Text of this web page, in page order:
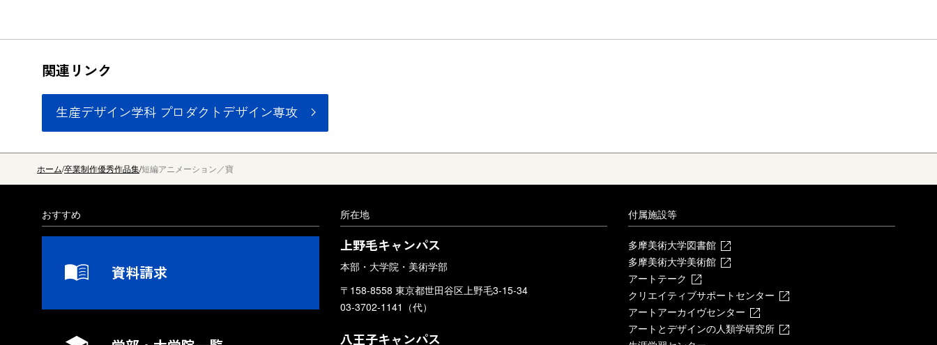
関連リンク
生産デザイン学科 プロダクトデザイン専攻
ホーム 卒業制作優秀作品集短編アニメーション／寶
おすすめ
資料請求
所在地
上野毛キャンパス
本部・大学院・美術学部
〒158-8558 東京都世田谷区上野毛3-15-34
03-3702-1141（代）
八王子キャンパス
付属施設等
多摩美術大学図書館
多摩美術大学美術館
アートテーク
クリエイティブサポートセンター
アートアーカイヴセンター
アートとデザインの人類学研究所